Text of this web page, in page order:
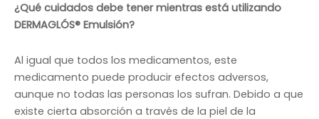
¿Qué cuidados debe tener mientras está utilizando
DERMAGLÓS® Emulsión?
Al igual que todos los medicamentos, este
medicamento puede producir efectos adversos,
aunque no todas las personas los sufran. Debido a que
existe cierta absorción a través de la piel de la